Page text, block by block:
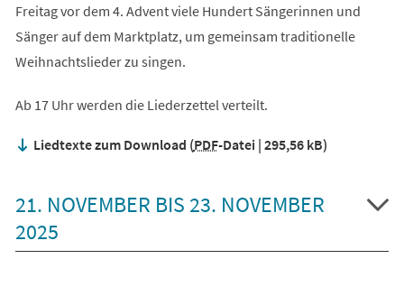
Freitag vor dem 4. Advent viele Hundert Sängerinnen und
Sänger auf dem Marktplatz, um gemeinsam traditionelle
Weihnachtslieder zu singen.
Ab 17 Uhr werden die Liederzettel verteilt.
Liedtexte zum Download PDF-Datei 295,56 kB
21. NOVEMBER BIS 23. NOVEMBER
2025